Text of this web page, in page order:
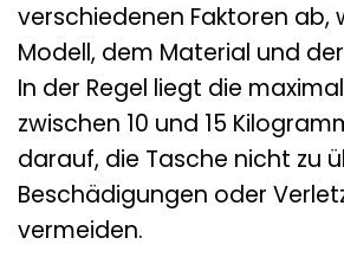
verschiedenen Faktoren ab,
Modell, dem Material und
In der Regel liegt die
zwischen 10 und 15
darauf, die Tasche nicht zu
Beschädigungen oder
vermeiden.